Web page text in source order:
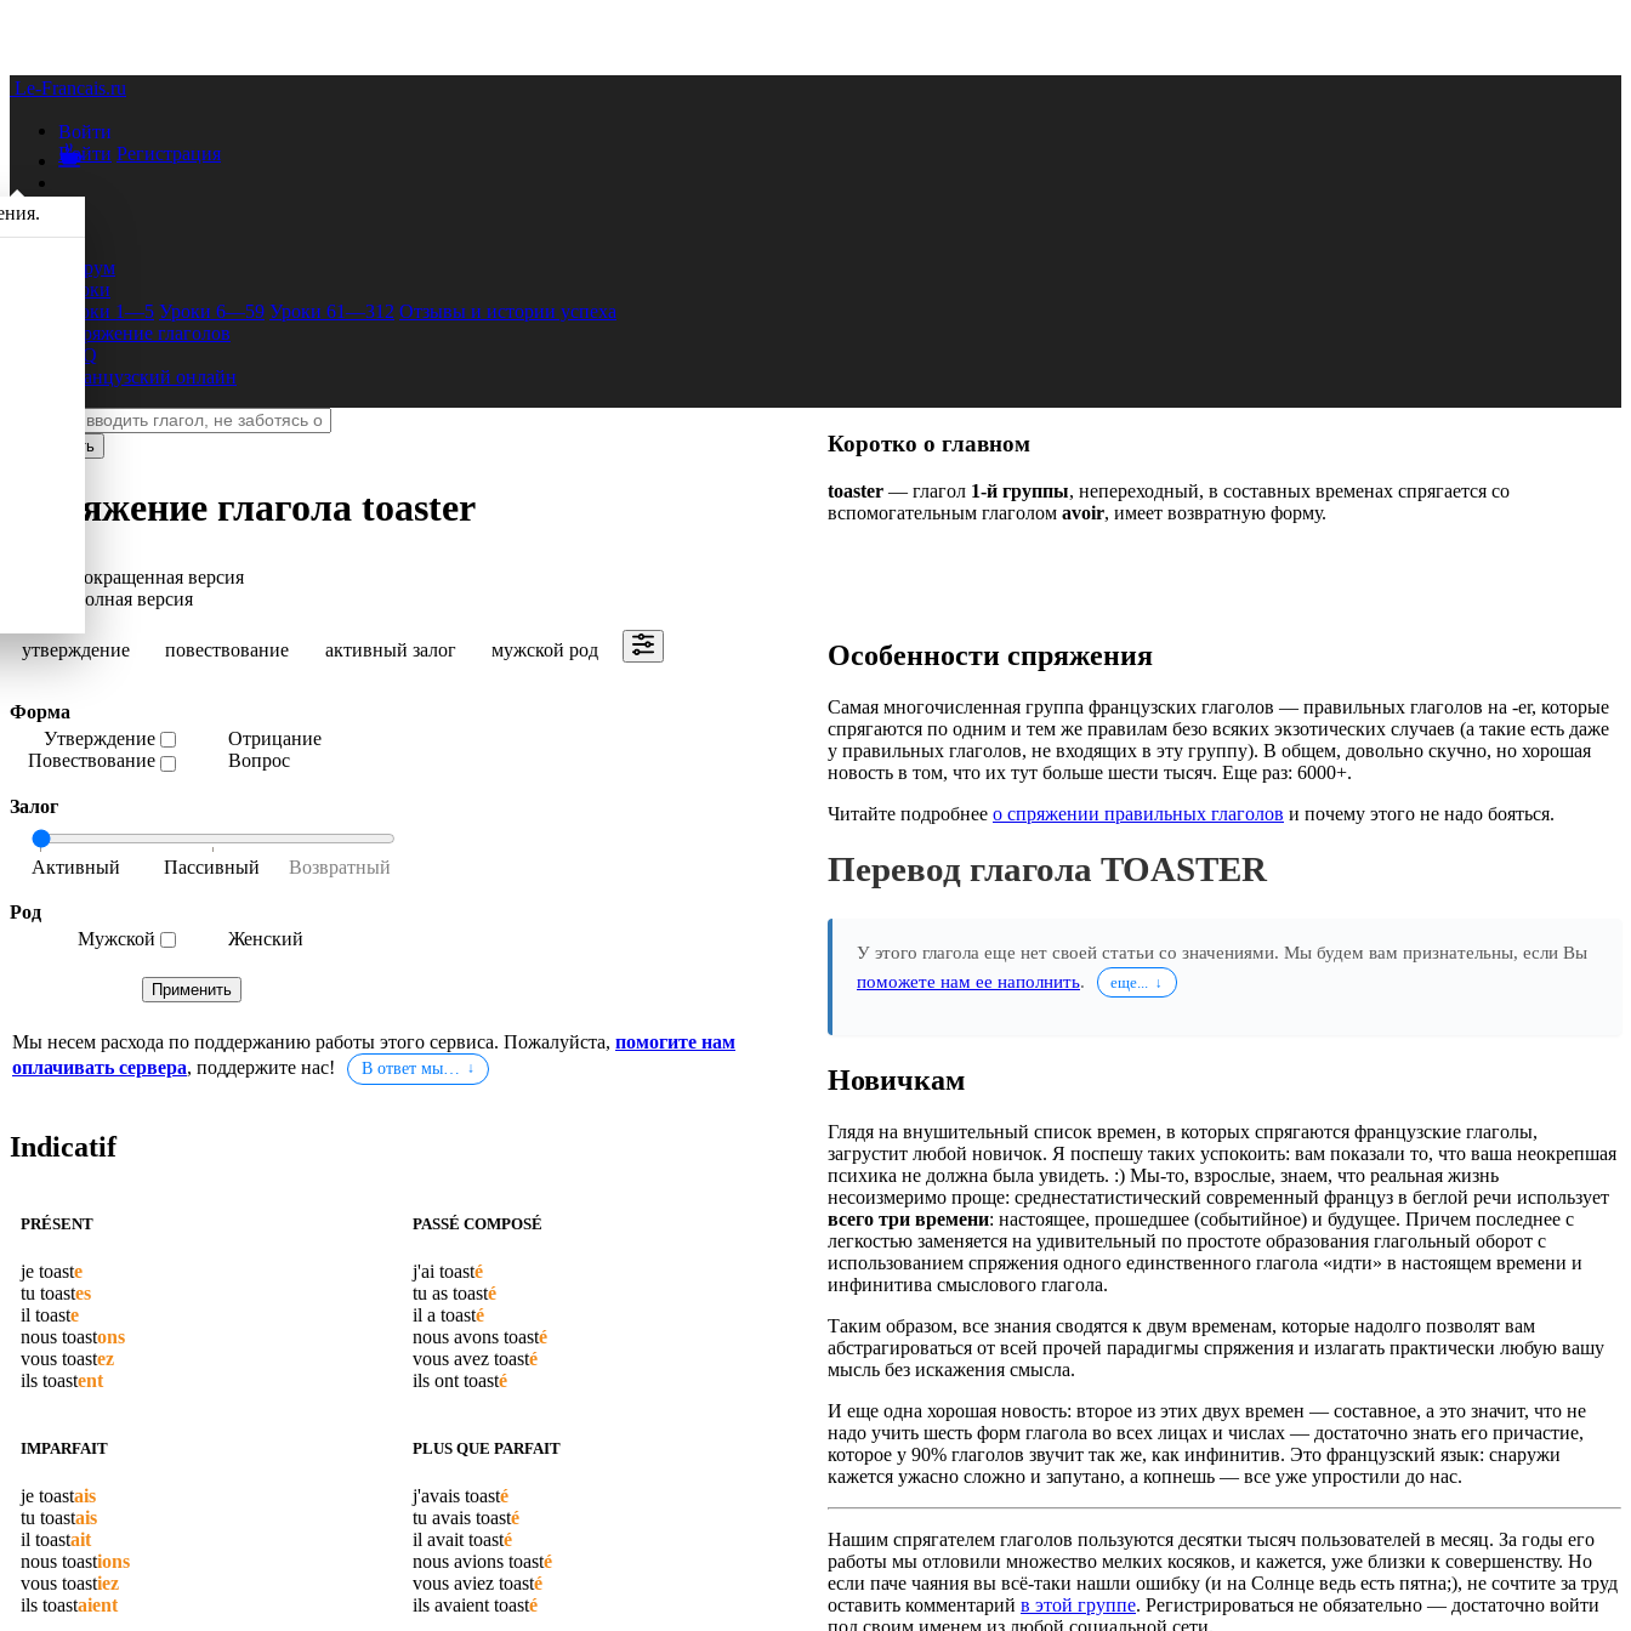
Le-Francais.ru
Войти
Войти Регистрация
Форум
Уроки
Уроки 1—5 Уроки 6—59 Уроки 61—312 Отзывы и истории успеха
Спряжение глаголов
FAQ
Французский онлайн
Спряжение глагола toaster
Сокращенная версия
Полная версия
утверждение повествование активный залог мужской род
Форма
Утверждение
Повествование
Отрицание
Вопрос
Залог
Род
Мужской
Женский
Мы несем расхода по поддержанию работы этого сервиса. Пожалуйста, помогите нам
оплачивать сервера, поддержите нас! В ответ мы…
Indicatif
PRÉSENT
je toaste
tu toastes
il toaste
nous toastons
vous toastez
ils toastent
PASSÉ COMPOSÉ
j'ai toasté
tu as toasté
il a toasté
nous avons toasté
vous avez toasté
ils ont toasté
IMPARFAIT
je toastais
tu toastais
il toastait
nous toastions
vous toastiez
ils toastaient
PLUS QUE PARFAIT
j'avais toasté
tu avais toasté
il avait toasté
nous avions toasté
vous aviez toasté
ils avaient toasté
Коротко о главном
toaster — глагол 1-й группы, непереходный, в составных временах спрягается со
вспомогательным глаголом avoir, имеет возвратную форму.
Особенности спряжения
Самая многочисленная группа французских глаголов — правильных глаголов на -er, которые
спрягаются по одним и тем же правилам безо всяких экзотических случаев (а такие есть даже
у правильных глаголов, не входящих в эту группу). В общем, довольно скучно, но хорошая
новость в том, что их тут больше шести тысяч. Еще раз: 6000+.
Читайте подробнее о спряжении правильных глаголов и почему этого не надо бояться.
Перевод глагола TOASTER
У этого глагола еще нет своей статьи со значениями. Мы будем вам признательны, если Вы
поможете нам ее наполнить. еще...
Новичкам
Глядя на внушительный список времен, в которых спрягаются французские глаголы,
загрустит любой новичок. Я поспешу таких успокоить: вам показали то, что ваша неокрепшая
психика не должна была увидеть. :) Мы-то, взрослые, знаем, что реальная жизнь
несоизмеримо проще: среднестатистический современный француз в беглой речи использует
всего три времени: настоящее, прошедшее (событийное) и будущее. Причем последнее с
легкостью заменяется на удивительный по простоте образования глагольный оборот с
использованием спряжения одного единственного глагола «идти» в настоящем времени и
инфинитива смыслового глагола.
Таким образом, все знания сводятся к двум временам, которые надолго позволят вам
абстрагироваться от всей прочей парадигмы спряжения и излагать практически любую вашу
мысль без искажения смысла.
И еще одна хорошая новость: второе из этих двух времен — составное, а это значит, что не
надо учить шесть форм глагола во всех лицах и числах — достаточно знать его причастие,
которое у 90% глаголов звучит так же, как инфинитив. Это французский язык: снаружи
кажется ужасно сложно и запутано, а копнешь — все уже упростили до нас.
Нашим спрягателем глаголов пользуются десятки тысяч пользователей в месяц. За годы его
работы мы отловили множество мелких косяков, и кажется, уже близки к совершенству. Но
если паче чаяния вы всё-таки нашли ошибку (и на Солнце ведь есть пятна;), не сочтите за труд
оставить комментарий в этой группе. Регистрироваться не обязательно — достаточно войти
под своим именем из любой социальной сети.